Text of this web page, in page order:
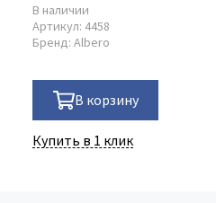
В наличии
Артикул: 4458
Бренд:Albero
В корзину
Купить в 1 клик